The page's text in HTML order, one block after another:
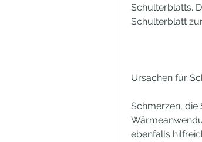
Schulterblatts.
Schulterblatt
Ursachen für
Schmerzen, die
ebenfalls